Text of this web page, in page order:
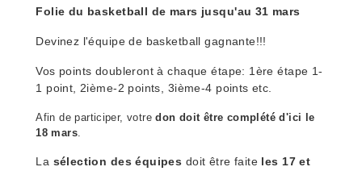
Folie du basketball de mars jusqu'au 31 mars
Devinez l'équipe de basketball gagnante!!!
Vos points doubleront à chaque étape: 1ère étape 1-
1 point, 2ième-2 points, 3ième-4 points etc.
Afin de participer, votredon doit être complété d'ici le
18 mars.
La sélection des équipes doit être faite les 17 et